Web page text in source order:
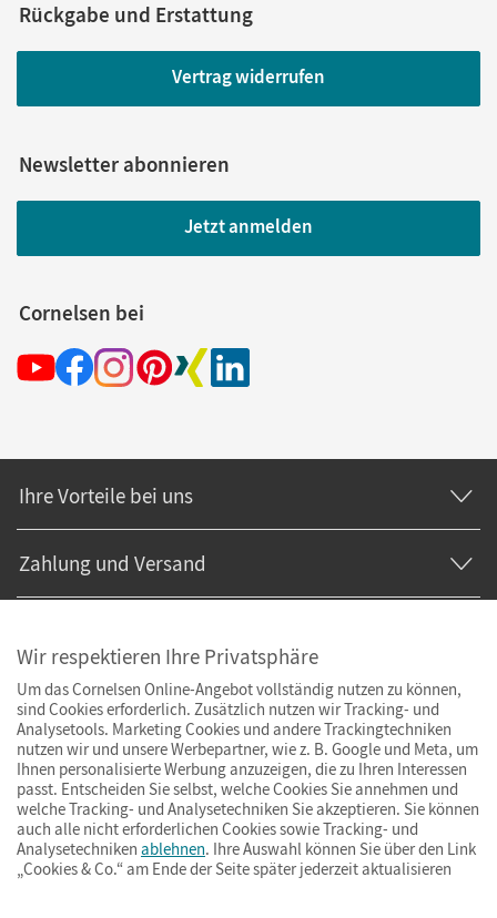
Rückgabe und Erstattung
Vertrag widerrufen
Newsletter abonnieren
Jetzt anmelden
Cornelsen bei
Ihre Vorteile bei uns
Zahlung und Versand
ImpressumAGBDatenschutzBarrierefreiheitCookies & Co.
Wir respektieren Ihre Privatsphäre
Um das Cornelsen Online-Angebot vollständig nutzen zu können,
sind Cookies erforderlich. Zusätzlich nutzen wir Tracking- und
Analysetools. Marketing Cookies und andere Trackingtechniken
nutzen wir und unsere Werbepartner, wie z. B. Google und Meta, um
Ihnen personalisierte Werbung anzuzeigen, die zu Ihren Interessen
passt. Entscheiden Sie selbst, welche Cookies Sie annehmen und
welche Tracking- und Analysetechniken Sie akzeptieren. Sie können
auch alle nicht erforderlichen Cookies sowie Tracking- und
Analysetechniken ablehnen. Ihre Auswahl können Sie über den Link
„Cookies & Co.“ am Ende der Seite später jederzeit aktualisieren